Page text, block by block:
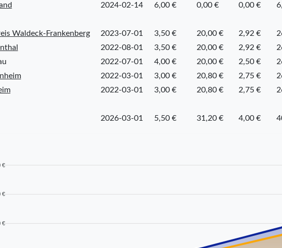
2024-02-14 6,00 € 0,00 € 0,00 €
Waldeck-Frankenberg 2023-07-01 3,50 € 20,00 € 2,92 €
2022-08-01 3,50 € 20,00 € 2,92 €
2022-07-01 4,00 € 20,00 € 2,50 €
2022-03-01 3,00 € 20,80 € 2,75 €
2022-03-01 3,00 € 20,80 € 2,75 €
2026-03-01 5,50 € 31,20 € 4,00 €
€
€
€